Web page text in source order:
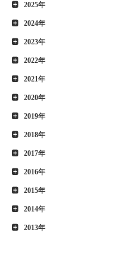
2025年
2024年
2023年
2022年
2021年
2020年
2019年
2018年
2017年
2016年
2015年
2014年
2013年